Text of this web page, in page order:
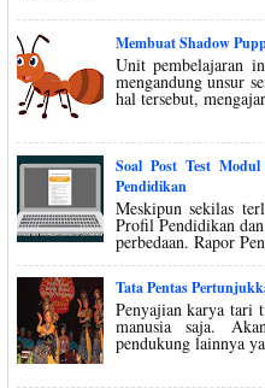
Membuat Shadow
Unit pembelajaran
mengandung unsur
hal tersebut,
Soal Post Test
Pendidikan
Meskipun sekilas
Profil Pendidikan
perbedaan. Rapor
Tata Pentas
Penyajian karya tari
manusia saja.
pendukung lainnya